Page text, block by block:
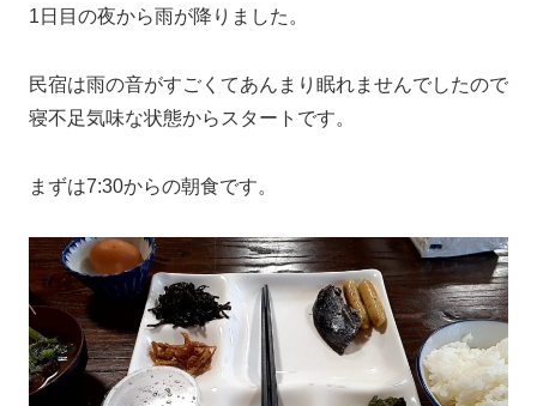
1日目の夜から雨が降りました。
民宿は雨の音がすごくてあんまり眠れませんでしたので
寝不足気味な状態からスタートです。
まずは7:30からの朝食です。